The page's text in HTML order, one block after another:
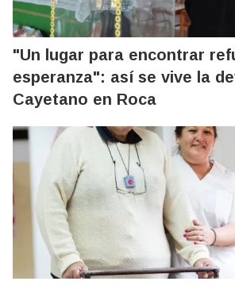
"Un lugar para encontrar
esperanza": así se vive la
Cayetano en Roca